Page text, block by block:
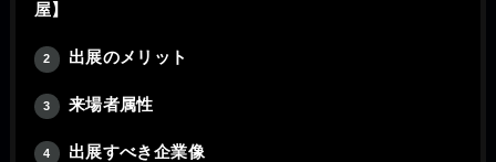
屋】
2 出展のメリット
3 来場者属性
4 出展すべき企業像